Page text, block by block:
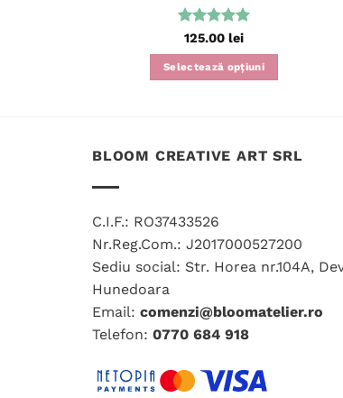
Evaluat la
125.00 lei
Selectează opțiuni
mai
Opțiunile
alese
pagina
produsului.
BLOOM CREATIVE ART SRL
C.I.F.: RO37433526
Nr.Reg.Com.: J2017000527200
Sediu social: Str. Horea nr.104A,
Hunedoara
Email: comenzi@bloomatelier.ro
Telefon: 0770 684 918